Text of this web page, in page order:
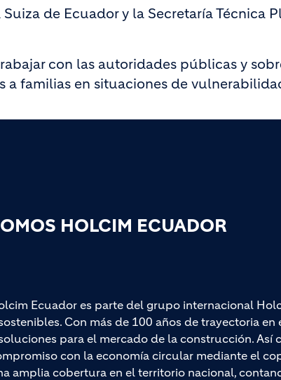
de Ecuador y la Secretaría Técnica
con las autoridades públicas y
familias en situaciones de
HOLCIM ECUADOR
Ecuador es parte del grupo internacional
Con más de 100 años de trayectoria
para el mercado de la construcción. Así
con la economía circular mediante el
amplia cobertura en el territorio nacional,